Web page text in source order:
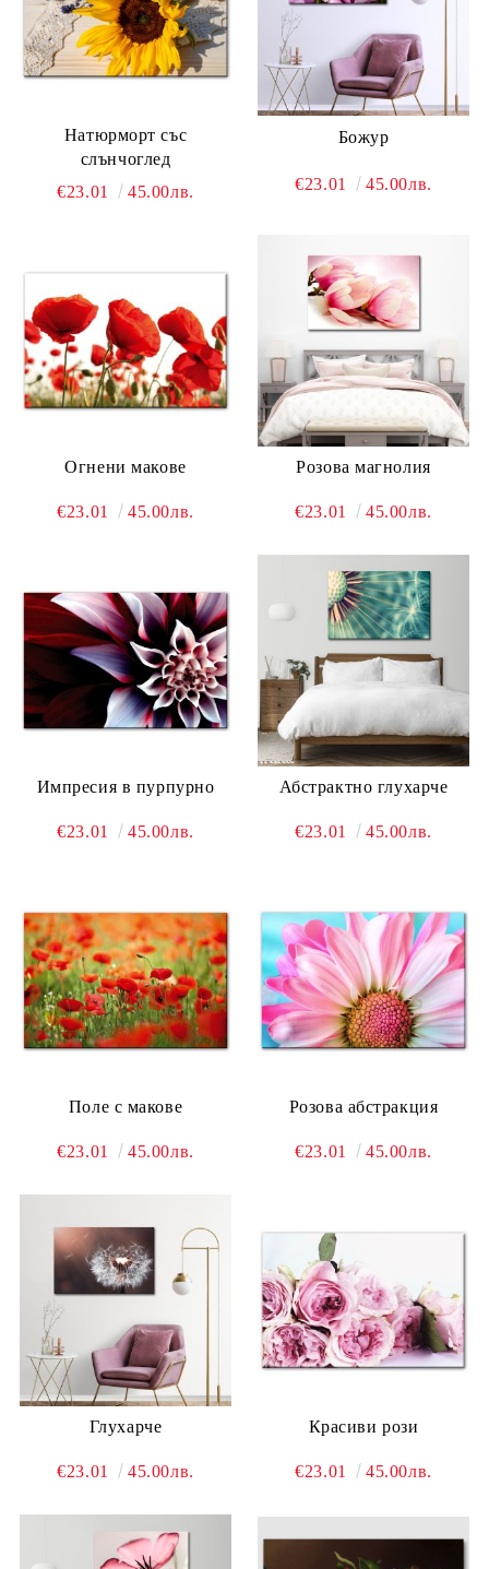
Натюрморт със
слънчоглед
€23.01
45.00лв.
Божур
€23.01 45.00лв.
Огнени макове
€23.01 45.00лв.
Розова магнолия
€23.01 45.00лв.
Импресия в пурпурно
€23.01 45.00лв.
Абстрактно глухарче
€23.01 45.00лв.
Поле с макове
€23.01 45.00лв.
Розова абстракция
€23.01 45.00лв.
Глухарче
€23.01 45.00лв.
Красиви рози
€23.01 45.00лв.